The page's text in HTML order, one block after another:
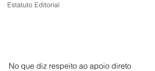
Estatuto Editorial
No que diz respeito ao apoio direto